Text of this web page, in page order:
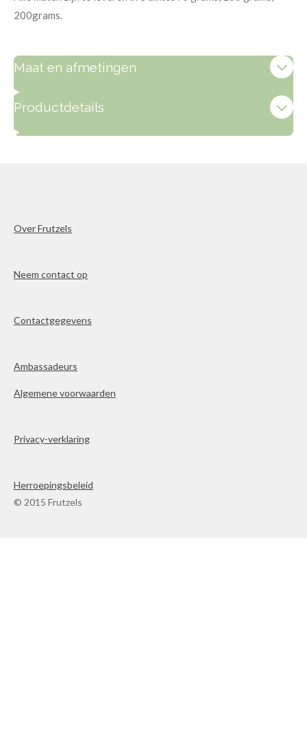
200grams.
Maat en afmetingen
Productdetails
Over Frutzels
Neem contact op
Contactgegevens
Ambassadeurs
Algemene voorwaarden
Privacy-verklaring
Herroepingsbeleid
© 2015 Frutzels